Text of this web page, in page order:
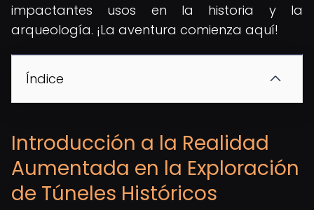
impactantes usos en la historia y la
arqueología. ¡La aventura comienza aquí!
Índice
Introducción a la Realidad
Aumentada en la Exploración
de Túneles Históricos